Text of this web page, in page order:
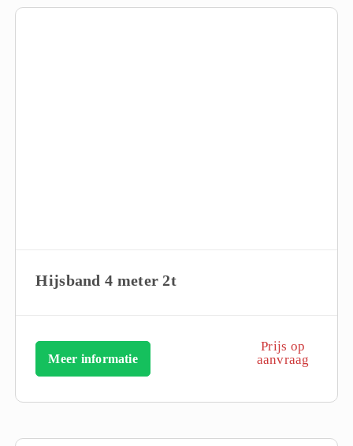
Hijsband 4 meter 2t
Meer informatie
Prijs op
aanvraag